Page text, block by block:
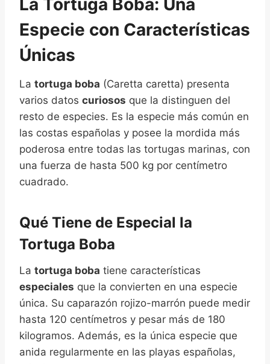
La Tortuga Boba: Una
Especie con Características
Únicas
La tortuga boba (Caretta caretta) presenta
varios datos curiosos que la distinguen del
resto de especies. Es la especie más común en
las costas españolas y posee la mordida más
poderosa entre todas las tortugas marinas, con
una fuerza de hasta 500 kg por centímetro
cuadrado.
Qué Tiene de Especial la
Tortuga Boba
La tortuga boba tiene características
especiales que la convierten en una especie
única. Su caparazón rojizo-marrón puede medir
hasta 120 centímetros y pesar más de 180
kilogramos. Además, es la única especie que
anida regularmente en las playas españolas,